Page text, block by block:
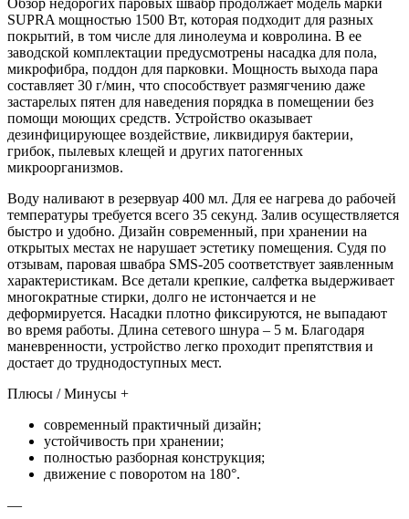
Обзор недорогих паровых швабр продолжает модель марки
SUPRA мощностью 1500 Вт, которая подходит для разных
покрытий, в том числе для линолеума и ковролина. В ее
заводской комплектации предусмотрены насадка для пола,
микрофибра, поддон для парковки. Мощность выхода пара
составляет 30 г/мин, что способствует размягчению даже
застарелых пятен для наведения порядка в помещении без
помощи моющих средств. Устройство оказывает
дезинфицирующее воздействие, ликвидируя бактерии,
грибок, пылевых клещей и других патогенных
микроорганизмов.
Воду наливают в резервуар 400 мл. Для ее нагрева до рабочей
температуры требуется всего 35 секунд. Залив осуществляется
быстро и удобно. Дизайн современный, при хранении на
открытых местах не нарушает эстетику помещения. Судя по
отзывам, паровая швабра SMS-205 соответствует заявленным
характеристикам. Все детали крепкие, салфетка выдерживает
многократные стирки, долго не истончается и не
деформируется. Насадки плотно фиксируются, не выпадают
во время работы. Длина сетевого шнура – 5 м. Благодаря
маневренности, устройство легко проходит препятствия и
достает до труднодоступных мест.
Плюсы / Минусы +
современный практичный дизайн;
устойчивость при хранении;
полностью разборная конструкция;
движение с поворотом на 180°.
—